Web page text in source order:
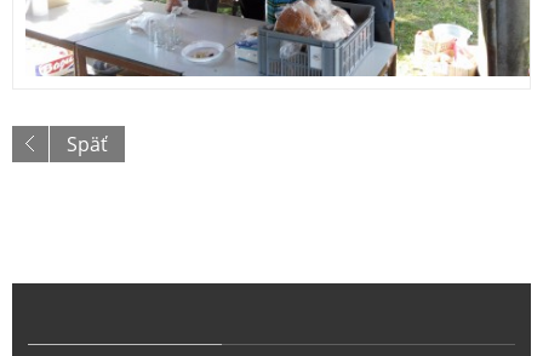
Späť